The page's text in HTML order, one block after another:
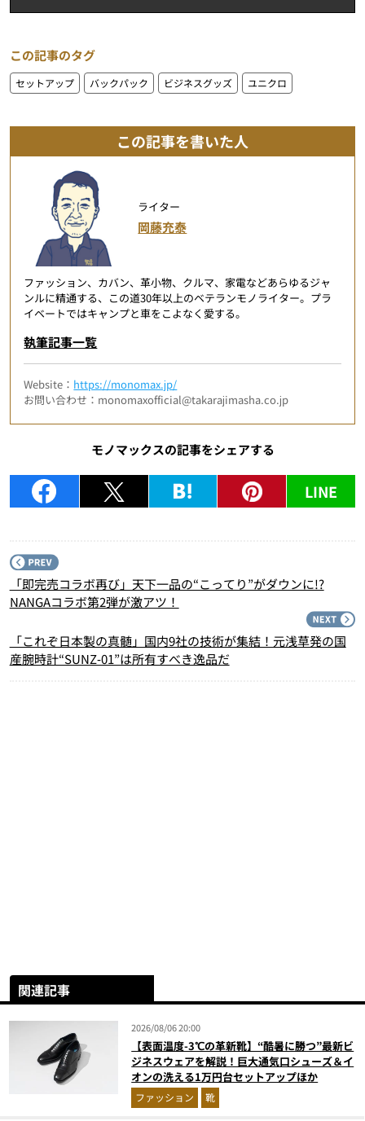
この記事のタグ
セットアップ バックパック ビジネスグッズ ユニクロ
この記事を書いた人
ライター
岡藤充泰
ファッション、カバン、革小物、クルマ、家電などあらゆるジャ
ンルに精通する、この道30年以上のベテランモノライター。プラ
イベートではキャンプと車をこよなく愛する。
執筆記事一覧
Website： https://monomax.jp/
お問い合わせ：monomaxofficial@takarajimasha.co.jp
モノマックスの記事をシェアする
LINE
「即完売コラボ再び」天下一品の“こってり”がダウンに!?
NANGAコラボ第2弾が激アツ！
「これぞ日本製の真髄」国内9社の技術が集結！元浅草発の国
産腕時計“SUNZ‑01”は所有すべき逸品だ
関連記事
2026/08/06 20:00
【表面温度-3℃の革新靴】“酷暑に勝つ”最新ビ
ジネスウェアを解説！巨大通気口シューズ＆イ
オンの洗える1万円台セットアップほか
ファッション 靴